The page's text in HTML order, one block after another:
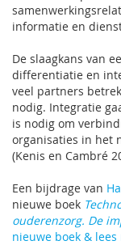
informatie en
De slaagkans van
differentiatie en
veel partners
nodig. Integratie
is nodig om
organisaties in het
(Kenis en Cambré
Een bijdrage van
nieuwe boek
ouderenzorg. De
nieuwe boek & lees